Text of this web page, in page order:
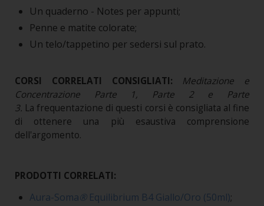
Un quaderno - Notes per appunti;
Penne e matite colorate;
Un telo/tappetino per sedersi sul prato.
CORSI CORRELATI CONSIGLIATI: Meditazione e
Concentrazione Parte 1, Parte 2 e Parte
3. La frequentazione di questi corsi è consigliata al fine
di ottenere una più esaustiva comprensione
dell'argomento.
PRODOTTI CORRELATI:
Aura-Soma® Equilibrium B4 Giallo/Oro (50ml);